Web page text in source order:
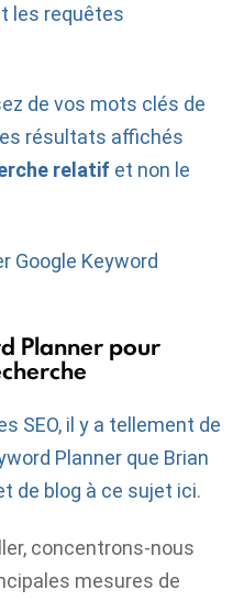
les requêtes
de vos mots clés de
résultats affichés
relatif et non le
Google Keyword
Planner pour
SEO, il y a tellement de
Planner que Brian
de blog à ce sujet ici.
concentrons-nous
mesures de